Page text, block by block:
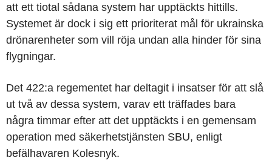
att ett tiotal sådana system har upptäckts hittills.
Systemet är dock i sig ett prioriterat mål för ukrainska
drönarenheter som vill röja undan alla hinder för sina
flygningar.
Det 422:a regementet har deltagit i insatser för att slå
ut två av dessa system, varav ett träffades bara
några timmar efter att det upptäckts i en gemensam
operation med säkerhetstjänsten SBU, enligt
befälhavaren Kolesnyk.